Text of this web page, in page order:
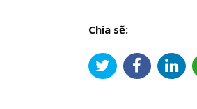
Chia sẽ: